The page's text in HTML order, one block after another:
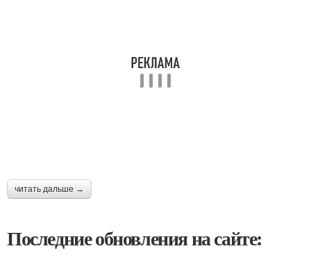
читать дальше →
Последние обновления на сайте: